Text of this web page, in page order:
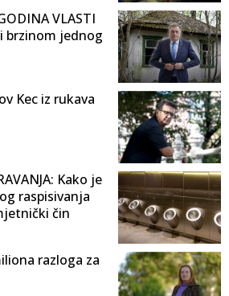
VLASTI
brzinom jednog
Kec iz rukava
Kako je
raspisivanja
čin
razloga za